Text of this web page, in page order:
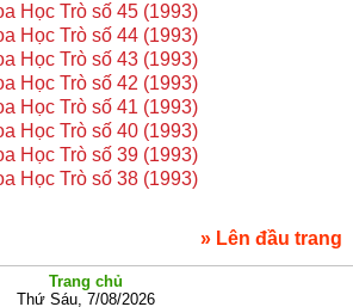
Học Trò số 45 (1993)
Học Trò số 44 (1993)
Học Trò số 43 (1993)
Học Trò số 42 (1993)
Học Trò số 41 (1993)
Học Trò số 40 (1993)
Học Trò số 39 (1993)
Học Trò số 38 (1993)
» Lên đầu trang
Trang chủ
Thứ Sáu, 7/08/2026